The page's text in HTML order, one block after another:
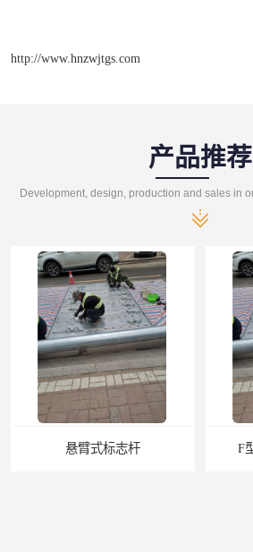
http://www.hnzwjtgs.com
产品推荐
F型悬臂式交通标志杆